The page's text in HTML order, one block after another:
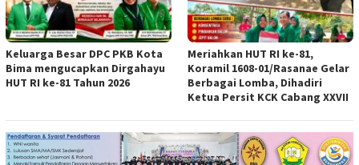
Keluarga Besar DPC PKB Kota
Bima mengucapkan Dirgahayu
HUT RI ke-81 Tahun 2026
Meriahkan HUT RI ke-81,
Koramil 1608-01/Rasanae Gelar
Berbagai Lomba, Dihadiri
Ketua Persit KCK Cabang XXVII